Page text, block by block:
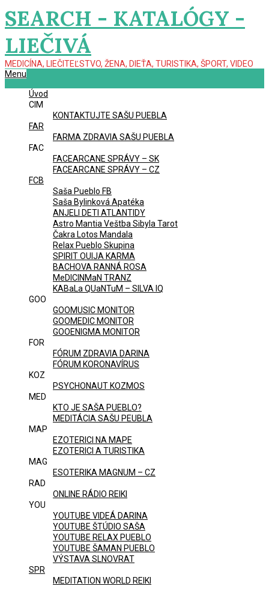
Skip
to
content
SEARCH - KATALÓGY -
LIEČIVÁ
MEDICÍNA, LIEČITEĽSTVO, ŽENA, DIEŤA, TURISTIKA, ŠPORT, VIDEO
Primary
Menu
Úvod
CIM
KONTAKTUJTE SAŠU PUEBLA
FAR
FARMA ZDRAVIA SAŠU PUEBLA
FAC
FACEARCANE SPRÁVY – SK
FACEARCANE SPRÁVY – CZ
FCB
Saša Pueblo FB
Saša Bylinková Apatéka
ANJELI DETI ATLANTIDY
Astro Mantia Veštba Sibyla Tarot
Čakra Lotos Mandala
Relax Pueblo Skupina
SPIRIT OUIJA KARMA
BACHOVA RANNÁ ROSA
MeDICINMaN TRANZ
KABaLa QUaNTuM – SILVA IQ
GOO
GOOMUSIC MONITOR
GOOMEDIC MONITOR
GOOENIGMA MONITOR
FOR
FÓRUM ZDRAVIA DARINA
FÓRUM KORONAVÍRUS
KOZ
PSYCHONAUT KOZMOS
MED
KTO JE SAŠA PUEBLO?
MEDITÁCIA SAŠU PEUBLA
MAP
EZOTERICI NA MAPE
EZOTERICI A TURISTIKA
MAG
ESOTERIKA MAGNUM – CZ
RAD
ONLINE RÁDIO REIKI
YOU
YOUTUBE VIDEÁ DARINA
YOUTUBE ŠTÚDIO SAŠA
YOUTUBE RELAX PUEBLO
YOUTUBE ŠAMAN PUEBLO
VÝSTAVA SLNOVRAT
SPR
MEDITATION WORLD REIKI